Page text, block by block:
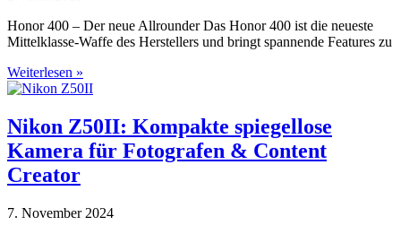
Honor 400 – Der neue Allrounder Das Honor 400 ist die neueste
Mittelklasse-Waffe des Herstellers und bringt spannende Features zu
Weiterlesen »
Nikon Z50II: Kompakte spiegellose
Kamera für Fotografen & Content
Creator
7. November 2024